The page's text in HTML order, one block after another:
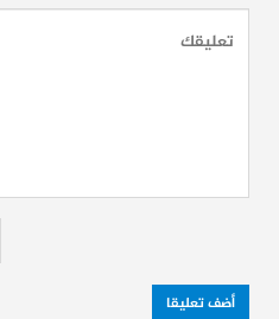
“اتفاق 10 آذار يحتاج إلى تفصيلات”.
العسكري، خاصة وأن
على جهة واحدة من
توجيهًا دينيًا”، وهذا